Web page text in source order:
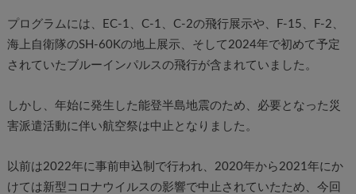
プログラムには、EC-1、C-1、C-2の飛行展示や、F-15、F-2、
海上自衛隊のSH-60Kの地上展示、そして2024年で初めて予定
されていたブルーインパルスの飛行が含まれていました。
しかし、年始に発生した能登半島地震のため、必要となった災
害派遣活動に伴い航空祭は中止となりました。
以前は2022年に事前申込制で行われ、2020年から2021年にか
けては新型コロナウイルスの影響で中止されていたため、今回